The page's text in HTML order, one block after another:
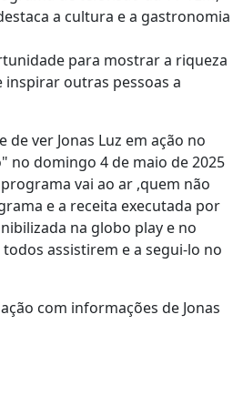
a cultura e a gastronomia
para mostrar a riqueza
outras pessoas a
ver Jonas Luz em ação no
no domingo 4 de maio de 2025
vai ao ar ,quem não
e a receita executada por
na globo play e no
assistirem e a segui-lo no
com informações de Jonas